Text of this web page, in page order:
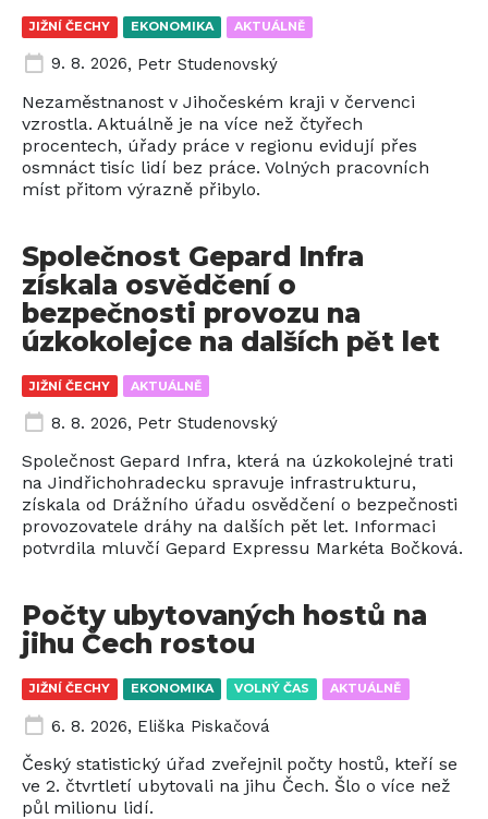
JIŽNÍ ČECHY EKONOMIKA AKTUÁLNĚ
9. 8. 2026, Petr Studenovský
Nezaměstnanost v Jihočeském kraji v červenci
vzrostla. Aktuálně je na více než čtyřech
procentech, úřady práce v regionu evidují přes
osmnáct tisíc lidí bez práce. Volných pracovních
míst přitom výrazně přibylo.
JIŽNÍ ČECHY AKTUÁLNĚ
Společnost Gepard Infra
získala osvědčení o
bezpečnosti provozu na
úzkokolejce na dalších pět let
8. 8. 2026, Petr Studenovský
Společnost Gepard Infra, která na úzkokolejné trati
na Jindřichohradecku spravuje infrastrukturu,
získala od Drážního úřadu osvědčení o bezpečnosti
provozovatele dráhy na dalších pět let. Informaci
potvrdila mluvčí Gepard Expressu Markéta Bočková.
JIŽNÍ ČECHY EKONOMIKA VOLNÝ ČAS AKTUÁLNĚ
Počty ubytovaných hostů na
jihu Čech rostou
6. 8. 2026, Eliška Piskačová
Český statistický úřad zveřejnil počty hostů, kteří se
ve 2. čtvrtletí ubytovali na jihu Čech. Šlo o více než
půl milionu lidí.